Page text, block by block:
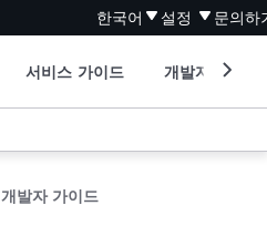
한국어 설정 문의하
서비스 가이드 개발자 도구
개발자 가이드